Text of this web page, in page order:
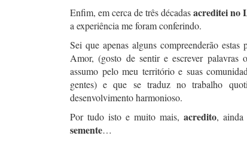
Enfim, em cerca de três décadasacreditei no
a experiência me foram conferindo.
Sei que apenas alguns compreenderão
Amor, (gosto de sentir e escrever
assumo pelo meu território e suas
gentes) e que se traduz no trabalho
desenvolvimento harmonioso.
Por tudo isto e muito mais, acredito, ainda
semente…